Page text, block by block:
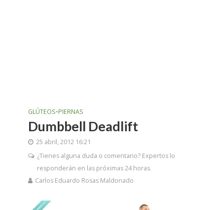
GLÚTEOS•PIERNAS
Dumbbell Deadlift
25 abril, 2012 16:21
¿Tienes alguna duda o comentario? Expertos lo
responderán en las próximas 24 horas.
Carlos Eduardo Rosas Maldonado